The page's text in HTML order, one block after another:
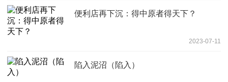
便利店再下沉：得中原者得天下？
2023-07-11
陷入泥沼（陷入）